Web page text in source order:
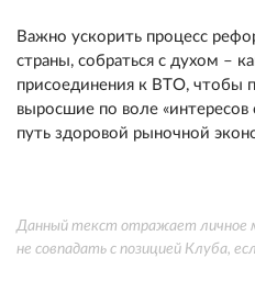
Важно ускорить процесс
страны, собраться с духом –
присоединения к ВТО, чтобы
выросшие по воле «интересов
путь здоровой рыночной
Данный текст отражает личное
не совпадать с позицией Клуба,